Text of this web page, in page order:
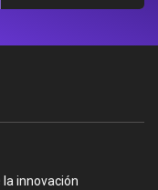
innovación